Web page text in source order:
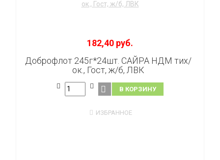
182,40 руб.
Доброфлот 245г*24шт. САЙРА НДМ тих/
ок., Гост, ж/б, ЛВК
В КОРЗИНУ
ИЗБРАННОЕ